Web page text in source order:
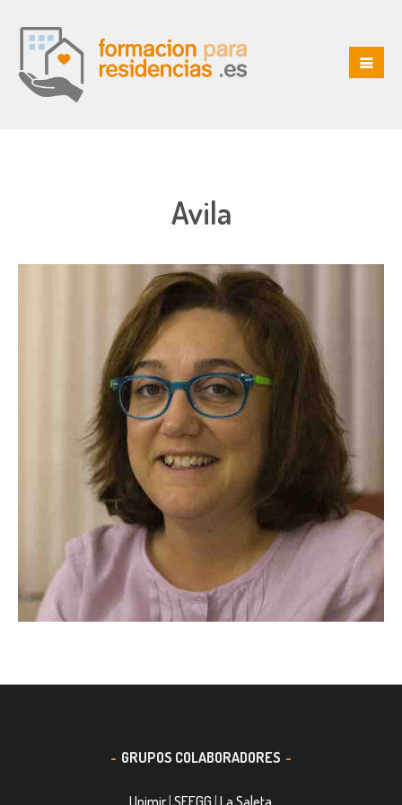
Avila
GRUPOS COLABORADORES
Upimir|SEEGG |La Saleta